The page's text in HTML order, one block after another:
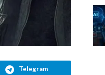
Telegram